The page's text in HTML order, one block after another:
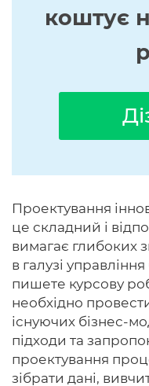
коштує
Проектування
це складний і
вимагає глибоких
в галузі
пишете курсову
необхідно
існуючих бізнес-
підходи та
проектування
зібрати дані,